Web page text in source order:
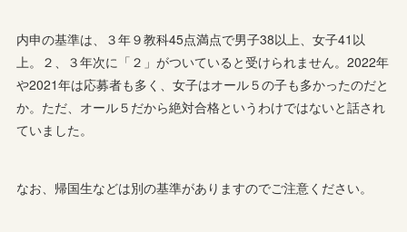
内申の基準は、３年９教科45点満点で男子38以上、女子41以
上。２、３年次に「２」がついていると受けられません。2022年
や2021年は応募者も多く、女子はオール５の子も多かったのだと
か。ただ、オール５だから絶対合格というわけではないと話され
ていました。
なお、帰国生などは別の基準がありますのでご注意ください。